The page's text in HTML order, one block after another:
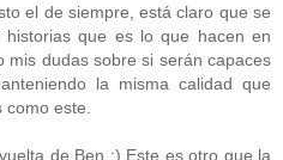
el de siempre, está claro que se
que es lo que hacen en
mis dudas sobre si serán capaces
la misma calidad que
como este.
de Ben :) Este es otro que la